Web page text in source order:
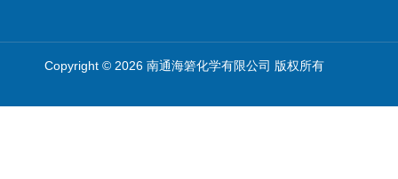
Copyright © 2026 南通海箬化学有限公司 版权所有